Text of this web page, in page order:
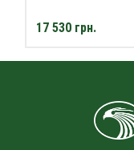
17 530 грн.